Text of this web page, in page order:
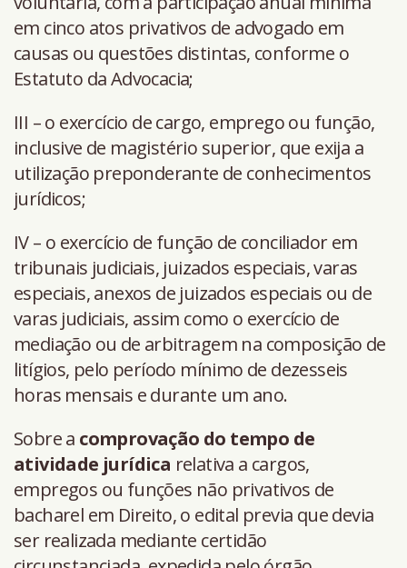
em cinco atos privativos de advogado em
causas ou questões distintas, conforme o
Estatuto da Advocacia;
III – o exercício de cargo, emprego ou função,
inclusive de magistério superior, que exija a
utilização preponderante de conhecimentos
jurídicos;
IV – o exercício de função de conciliador em
tribunais judiciais, juizados especiais, varas
especiais, anexos de juizados especiais ou de
varas judiciais, assim como o exercício de
mediação ou de arbitragem na composição de
litígios, pelo período mínimo de dezesseis
horas mensais e durante um ano.
Sobre a comprovação do tempo de
atividade jurídica relativa a cargos,
empregos ou funções não privativos de
bacharel em Direito, o edital previa que devia
ser realizada mediante certidão